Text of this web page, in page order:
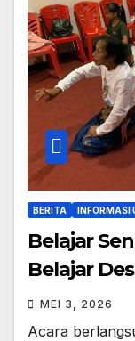
BERITA INFORMASI
Belajar
Belajar
MEI 3, 2026
Acara